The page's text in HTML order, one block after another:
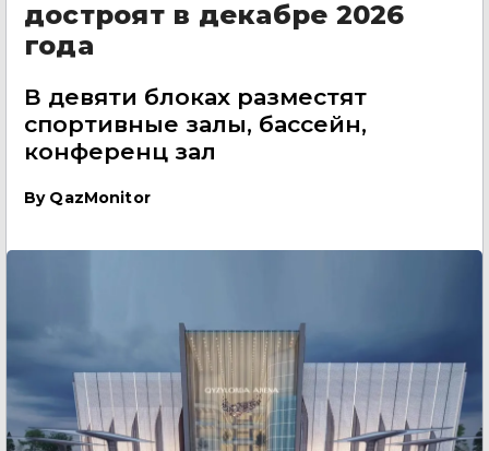
достроят в декабре 2026
года
В девяти блоках разместят
спортивные залы, бассейн,
конференц зал
By QazMonitor